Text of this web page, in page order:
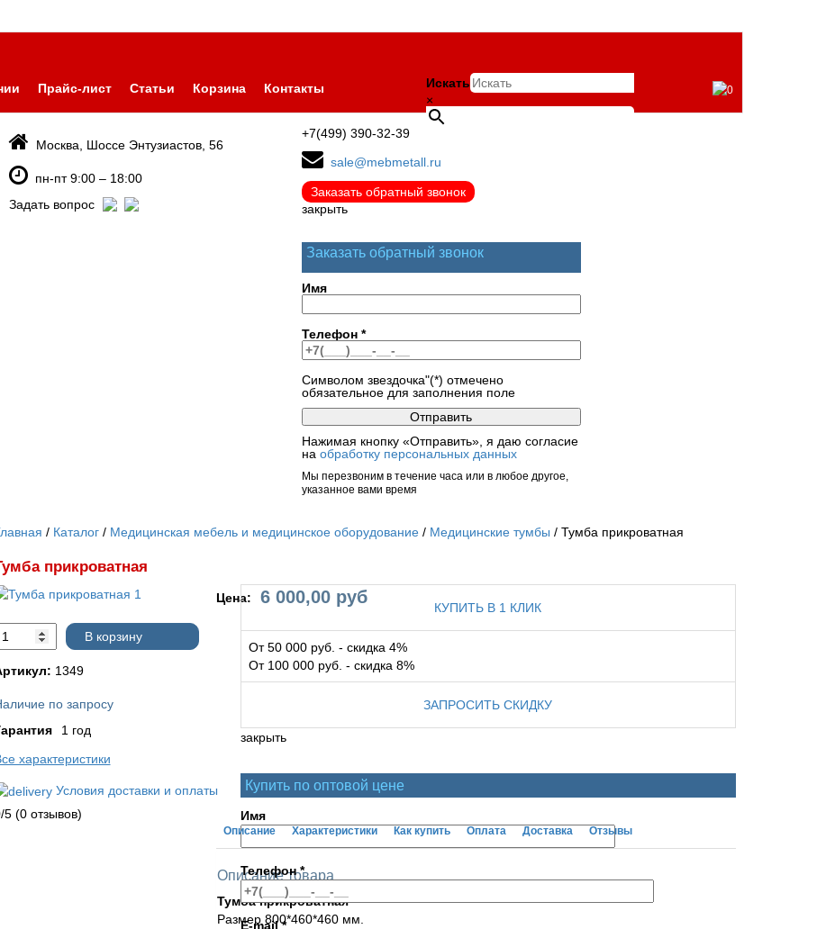
Прайс-лист Статьи Корзина Контакты
Искать
×
0
Москва, Шоссе Энтузиастов, 56
пн-пт 9:00 – 18:00
Задать вопрос
+7(499) 390-32-39
sale@mebmetall.ru
Заказать обратный звонок
закрыть
Заказать обратный звонок
Имя
Телефон *
Символом звездочка"(*) отмечено
обязательное для заполнения поле
Нажимая кнопку «Отправить», я даю согласие
на обработку персональных данных
Мы перезвоним в течение часа или в любое другое,
указанное вами время
Каталог Медицинская мебель и медицинское оборудование Медицинские тумбы Тумба прикроватная
прикроватная
Цена: 6 000,00 руб
В корзину
КУПИТЬ В 1 КЛИК
От 50 000 руб. - скидка 4%
От 100 000 руб. - скидка 8%
ЗАПРОСИТЬ СКИДКУ
закрыть
Купить по оптовой цене
Имя
Телефон*
E-mail*
1349
по запросу
1 год
характеристики
Условия доставки и оплаты
Описание Характеристики Как купить Оплата Доставка Отзывы
Описание товара
Тумба прикроватная
Размер 800*460*460 мм.
5 (0 отзывов)